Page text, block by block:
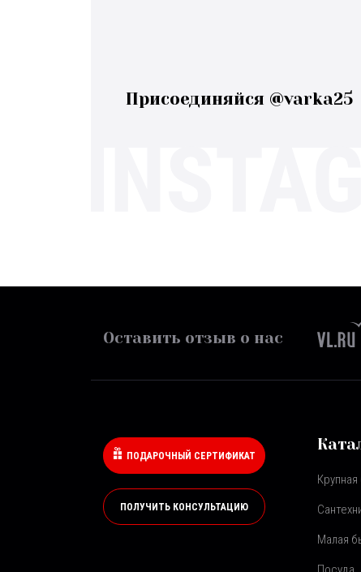
Присоединяйся @varka25
Оставить отзыв о нас
ПОДАРОЧНЫЙ СЕРТИФИКАТ
ПОЛУЧИТЬ КОНСУЛЬТАЦИЮ
Малая